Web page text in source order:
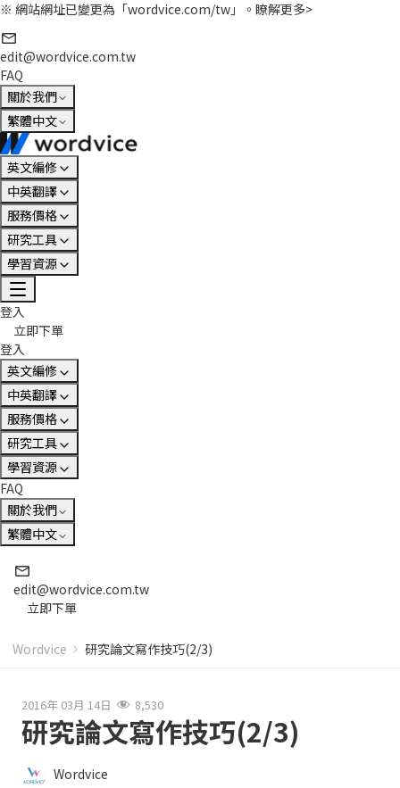
※ 網站網址已變更為「wordvice.com/tw」。 瞭解更多>
edit@wordvice.com.tw
FAQ
關於我們
繁體中文
英文編修
中英翻譯
服務價格
研究工具
學習資源
登入
立即下單
登入
英文編修
中英翻譯
服務價格
研究工具
學習資源
FAQ
關於我們
繁體中文
edit@wordvice.com.tw
立即下單
Wordvice 研究論文寫作技巧(2/3)
2016年 03月 14日 8,530
研究論文寫作技巧(2/3)
Wordvice